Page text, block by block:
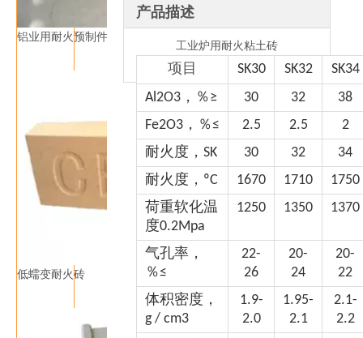
铝业用耐火预制件
低蠕变耐火砖
产品描述
工业炉用耐火粘土砖
项目 SK30 SK32
SK34
Al2O3，％≥
30 32
38
Fe2O3，％≤
2.5 2.5
2
耐火度，SK
30 32
34
耐火度，ºC
1670 1710
1750
荷重软化温
度0.2Mpa
1250 1350 1370
气孔率，
％≤
22-
26
20-
24
20-
22
体积密度，
g / cm3
1.9-
2.0
1.95-
2.1
2.1-
2.2